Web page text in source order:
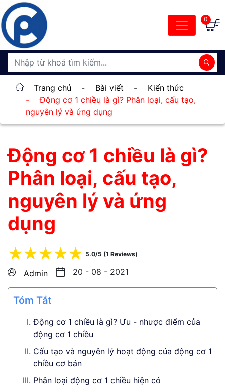
0
Trang chủ - Bài viết -
Kiến thức
-
Động cơ 1 chiều là gì? Phân loại, cấu tạo,
nguyên lý và ứng dụng
Động cơ 1 chiều là gì?
Phân loại, cấu tạo,
nguyên lý và ứng
dụng
☆
☆
☆
☆
☆ 5.0/5 (1 Reviews)
Admin 20 - 08 - 2021
Tóm Tắt
Động cơ 1 chiều là gì? Ưu - nhược điểm của
động cơ 1 chiều
Cấu tạo và nguyên lý hoạt động của động cơ 1
chiều cơ bản
Phân loại động cơ 1 chiều hiện có